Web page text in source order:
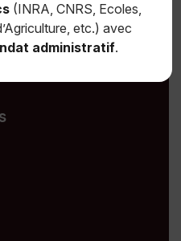
(INRA, CNRS, Ecoles,
etc.) avec
administratif.